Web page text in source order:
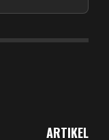
ARTIKEL